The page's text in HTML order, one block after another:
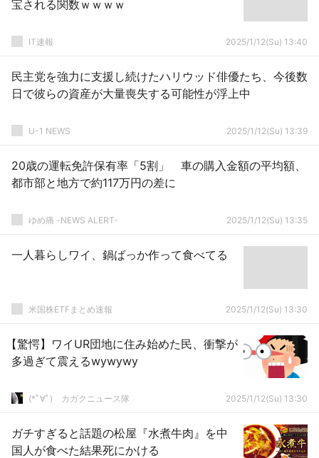
宝される関数ｗｗｗｗ
IT速報 2025/1/12(Su) 13:40
民主党を強力に支援し続けたハリウッド俳優たち、今後数
日で彼らの資産が大量喪失する可能性が浮上中
U-1 NEWS 2025/1/12(Su) 13:39
20歳の運転免許保有率「5割」 車の購入金額の平均額、
都市部と地方で約117万円の差に
ゆめ痛 -NEWS ALERT- 2025/1/12(Su) 13:35
一人暮らしワイ、鍋ばっか作って食べてる
米国株ETFまとめ速報 2025/1/12(Su) 13:30
【驚愕】ワイUR団地に住み始めた民、衝撃が
多過ぎて震えるwywywy
(*ﾟ∀ﾟ)ゞカガクニュース隊 2025/1/12(Su) 13:30
ガチすぎると話題の松屋『水煮牛肉』を中
国人が食べた結果死にかける